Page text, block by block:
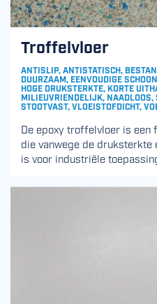
Troffelvloer
ANTISLIP, ANTISTATISCH,
DUURZAAM, EENVOUDIGE
HOGE DRUKSTERKTE, KORTE
MILIEUVRIENDELIJK,
STOOTVAST, VLOEISTOFDICHT,
De epoxy troffelvloer is een
die vanwege de
is voor industriële